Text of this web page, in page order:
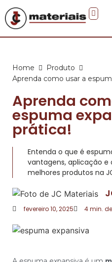
Home
Produto
Aprenda como usar a
Aprenda
espuma
prática!
Entenda o que é
vantagens, aplicação e
melhores produtos na
fevereiro 10, 2025 4min.